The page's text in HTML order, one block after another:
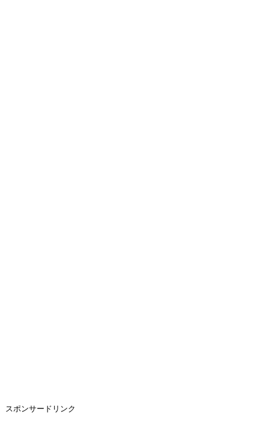
スポンサードリンク